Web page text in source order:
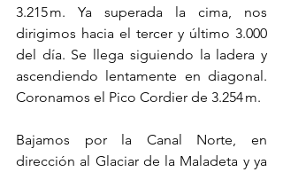
3.215 m. Ya superada la cima, nos
dirigimos hacia el tercer y último 3.000
del día. Se llega siguiendo la ladera y
ascendiendo lentamente en diagonal.
Coronamos el Pico Cordier de 3.254 m.
Bajamos por la Canal Norte, en
dirección al Glaciar de la Maladeta y ya